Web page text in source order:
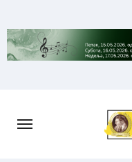
to
content